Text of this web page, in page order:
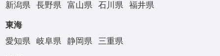
新潟県
長野県 富山県 石川県 福井県
東海
愛知県
岐阜県 静岡県 三重県